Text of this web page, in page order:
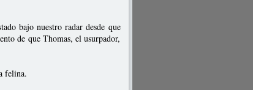
bajo nuestro radar desde que
de que Thomas, el usurpador,
felina.